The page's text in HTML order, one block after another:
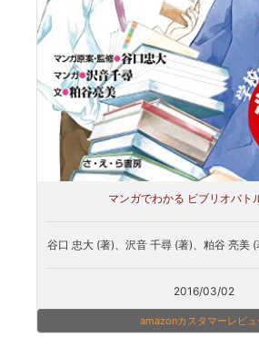
マンガでわかる ビブリオバト
谷口 忠大 (著)、沢音 千尋 (著)、粕谷 亮美
2016/03/02
amazonカスタマーレビュ